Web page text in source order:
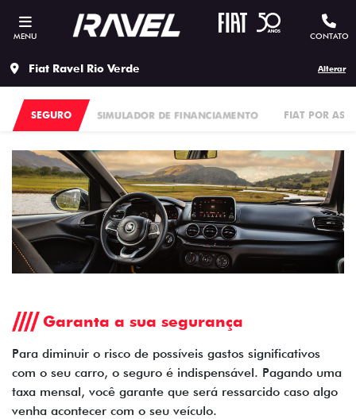
MENU CONTATO
Fiat Ravel Rio Verde Alterar
SIMULADOR DE FINANCIAMENTO FIAT POR
SEGURO
Garanta a sua segurança
Para diminuir o risco de possíveis gastos significativos
com o seu carro, o seguro é indispensável. Pagando uma
taxa mensal, você garante que será ressarcido caso algo
venha acontecer com o seu veículo.